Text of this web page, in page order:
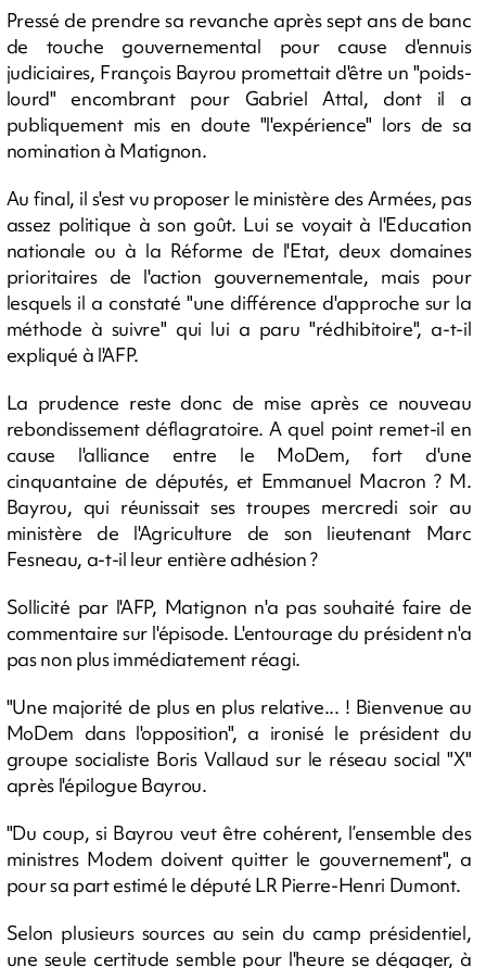
Pressé de prendre sa revanche après sept ans de banc
de touche gouvernemental pour cause d'ennuis
judiciaires, François Bayrou promettait d'être un "poids-
lourd" encombrant pour Gabriel Attal, dont il a
publiquement mis en doute "l'expérience" lors de sa
nomination à Matignon.
Au final, il s'est vu proposer le ministère des Armées, pas
assez politique à son goût. Lui se voyait à l'Education
nationale ou à la Réforme de l'Etat, deux domaines
prioritaires de l'action gouvernementale, mais pour
lesquels il a constaté "une différence d'approche sur la
méthode à suivre" qui lui a paru "rédhibitoire", a-t-il
expliqué à l'AFP.
La prudence reste donc de mise après ce nouveau
rebondissement déflagratoire. A quel point remet-il en
cause l'alliance entre le MoDem, fort d'une
cinquantaine de députés, et Emmanuel Macron ? M.
Bayrou, qui réunissait ses troupes mercredi soir au
ministère de l'Agriculture de son lieutenant Marc
Fesneau, a-t-il leur entière adhésion ?
Sollicité par l'AFP, Matignon n'a pas souhaité faire de
commentaire sur l'épisode. L'entourage du président n'a
pas non plus immédiatement réagi.
"Une majorité de plus en plus relative... ! Bienvenue au
MoDem dans l'opposition", a ironisé le président du
groupe socialiste Boris Vallaud sur le réseau social "X"
après l'épilogue Bayrou.
"Du coup, si Bayrou veut être cohérent, l’ensemble des
ministres Modem doivent quitter le gouvernement", a
pour sa part estimé le député LR Pierre-Henri Dumont.
Selon plusieurs sources au sein du camp présidentiel,
une seule certitude semble pour l'heure se dégager, à